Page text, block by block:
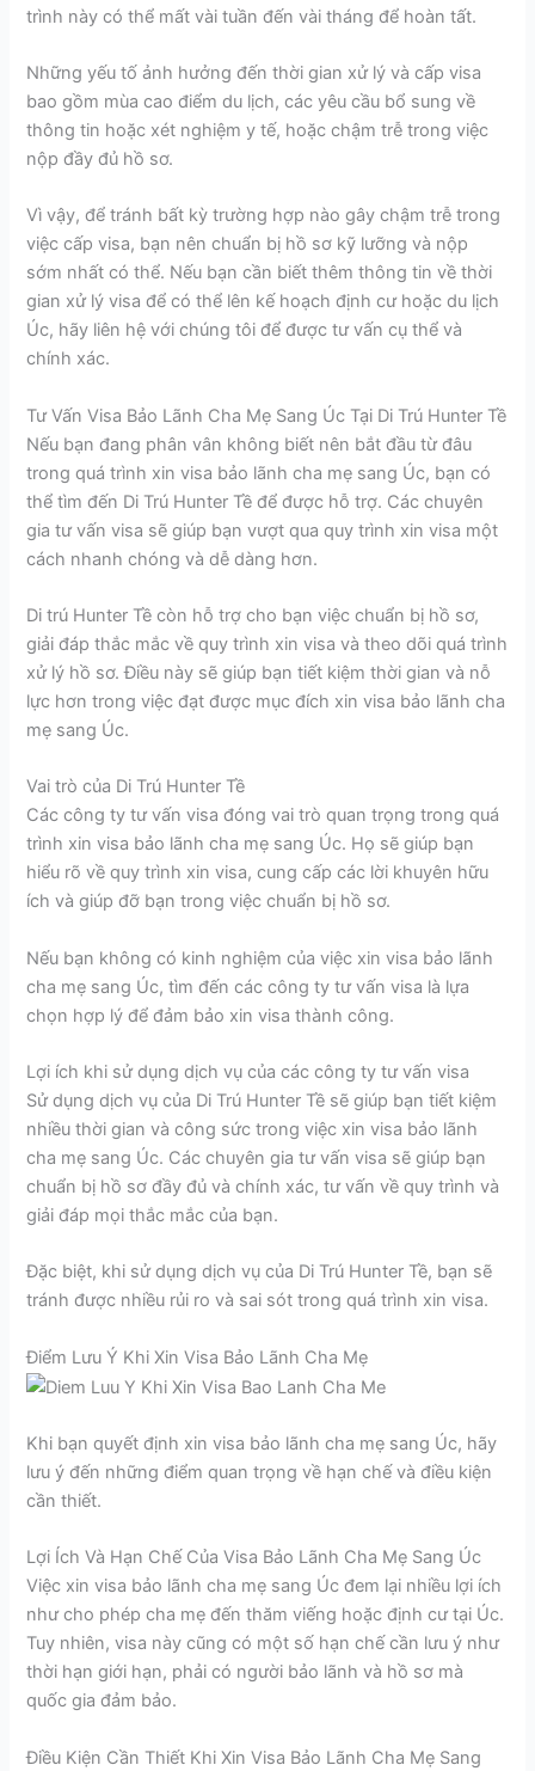
trình này có thể mất vài tuần đến vài tháng để hoàn tất.
Những yếu tố ảnh hưởng đến thời gian xử lý và cấp visa
bao gồm mùa cao điểm du lịch, các yêu cầu bổ sung về
thông tin hoặc xét nghiệm y tế, hoặc chậm trễ trong việc
nộp đầy đủ hồ sơ.
Vì vậy, để tránh bất kỳ trường hợp nào gây chậm trễ trong
việc cấp visa, bạn nên chuẩn bị hồ sơ kỹ lưỡng và nộp
sớm nhất có thể. Nếu bạn cần biết thêm thông tin về thời
gian xử lý visa để có thể lên kế hoạch định cư hoặc du lịch
Úc, hãy liên hệ với chúng tôi để được tư vấn cụ thể và
chính xác.
Tư Vấn Visa Bảo Lãnh Cha Mẹ Sang Úc Tại Di Trú Hunter Tề
Nếu bạn đang phân vân không biết nên bắt đầu từ đâu
trong quá trình xin visa bảo lãnh cha mẹ sang Úc, bạn có
thể tìm đến Di Trú Hunter Tề để được hỗ trợ. Các chuyên
gia tư vấn visa sẽ giúp bạn vượt qua quy trình xin visa một
cách nhanh chóng và dễ dàng hơn.
Di trú Hunter Tề còn hỗ trợ cho bạn việc chuẩn bị hồ sơ,
giải đáp thắc mắc về quy trình xin visa và theo dõi quá trình
xử lý hồ sơ. Điều này sẽ giúp bạn tiết kiệm thời gian và nỗ
lực hơn trong việc đạt được mục đích xin visa bảo lãnh cha
mẹ sang Úc.
Vai trò của Di Trú Hunter Tề
Các công ty tư vấn visa đóng vai trò quan trọng trong quá
trình xin visa bảo lãnh cha mẹ sang Úc. Họ sẽ giúp bạn
hiểu rõ về quy trình xin visa, cung cấp các lời khuyên hữu
ích và giúp đỡ bạn trong việc chuẩn bị hồ sơ.
Nếu bạn không có kinh nghiệm của việc xin visa bảo lãnh
cha mẹ sang Úc, tìm đến các công ty tư vấn visa là lựa
chọn hợp lý để đảm bảo xin visa thành công.
Lợi ích khi sử dụng dịch vụ của các công ty tư vấn visa
Sử dụng dịch vụ của Di Trú Hunter Tề sẽ giúp bạn tiết kiệm
nhiều thời gian và công sức trong việc xin visa bảo lãnh
cha mẹ sang Úc. Các chuyên gia tư vấn visa sẽ giúp bạn
chuẩn bị hồ sơ đầy đủ và chính xác, tư vấn về quy trình và
giải đáp mọi thắc mắc của bạn.
Đặc biệt, khi sử dụng dịch vụ của Di Trú Hunter Tề, bạn sẽ
tránh được nhiều rủi ro và sai sót trong quá trình xin visa.
Điểm Lưu Ý Khi Xin Visa Bảo Lãnh Cha Mẹ
Khi bạn quyết định xin visa bảo lãnh cha mẹ sang Úc, hãy
lưu ý đến những điểm quan trọng về hạn chế và điều kiện
cần thiết.
Lợi Ích Và Hạn Chế Của Visa Bảo Lãnh Cha Mẹ Sang Úc
Việc xin visa bảo lãnh cha mẹ sang Úc đem lại nhiều lợi ích
như cho phép cha mẹ đến thăm viếng hoặc định cư tại Úc.
Tuy nhiên, visa này cũng có một số hạn chế cần lưu ý như
thời hạn giới hạn, phải có người bảo lãnh và hồ sơ mà
quốc gia đảm bảo.
Điều Kiện Cần Thiết Khi Xin Visa Bảo Lãnh Cha Mẹ Sang